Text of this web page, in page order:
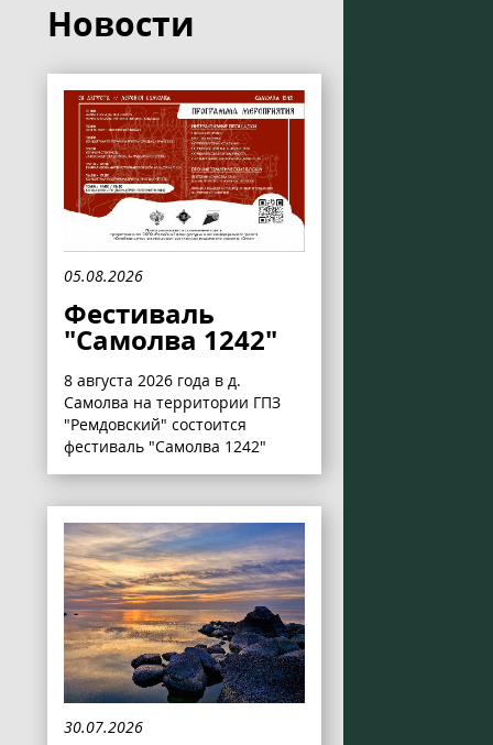
Новости
05.08.2026
Фестиваль
"Самолва 1242"
8 августа 2026 года в д.
Самолва на территории ГПЗ
"Ремдовский" состоится
фестиваль "Самолва 1242"
30.07.2026